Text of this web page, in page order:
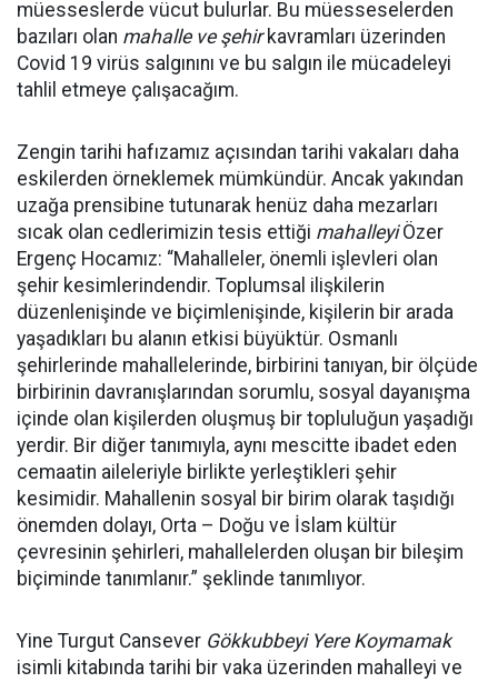
müesseslerde vücut bulurlar. Bu müesseselerden
bazıları olan mahalle ve şehirkavramları üzerinden
Covid 19 virüs salgınını ve bu salgın ile mücadeleyi
tahlil etmeye çalışacağım.
Zengin tarihi hafızamız açısından tarihi vakaları daha
eskilerden örneklemek mümkündür. Ancak yakından
uzağa prensibine tutunarak henüz daha mezarları
sıcak olan cedlerimizin tesis ettiği mahalleyiÖzer
Ergenç Hocamız: “Mahalleler, önemli işlevleri olan
şehir kesimlerindendir. Toplumsal ilişkilerin
düzenlenişinde ve biçimlenişinde, kişilerin bir arada
yaşadıkları bu alanın etkisi büyüktür. Osmanlı
şehirlerinde mahallelerinde, birbirini tanıyan, bir ölçüde
birbirinin davranışlarından sorumlu, sosyal dayanışma
içinde olan kişilerden oluşmuş bir topluluğun yaşadığı
yerdir. Bir diğer tanımıyla, aynı mescitte ibadet eden
cemaatin aileleriyle birlikte yerleştikleri şehir
kesimidir. Mahallenin sosyal bir birim olarak taşıdığı
önemden dolayı, Orta – Doğu ve İslam kültür
çevresinin şehirleri, mahallelerden oluşan bir bileşim
biçiminde tanımlanır.” şeklinde tanımlıyor.
Yine Turgut Cansever Gökkubbeyi Yere Koymamak
isimli kitabında tarihi bir vaka üzerinden mahalleyi ve